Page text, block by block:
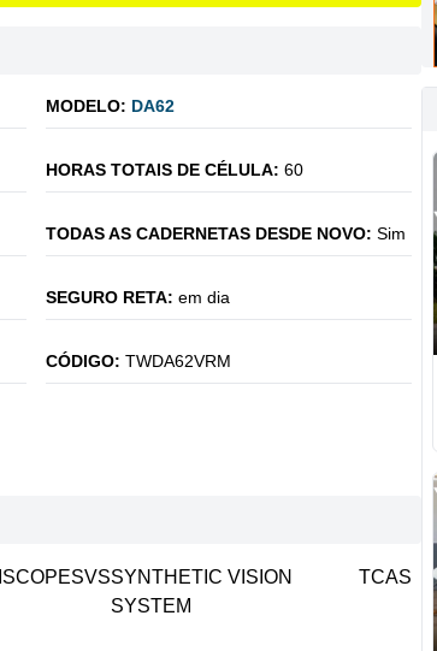
MODELO: DA62
HORAS TOTAIS DE CÉLULA: 60
TODAS AS CADERNETAS DESDE NOVO: Sim
SEGURO RETA: em dia
CÓDIGO: TWDA62VRM
SVSSYNTHETIC VISION
SYSTEM
TCAS